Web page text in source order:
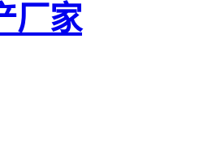
厂家